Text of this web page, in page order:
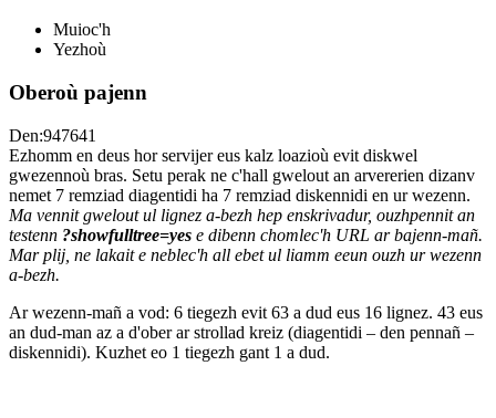
Muioc'h
Yezhoù
Oberoù pajenn
Den:947641
Ezhomm en deus hor servijer eus kalz loazioù evit diskwel
gwezennoù bras. Setu perak ne c'hall gwelout an arvererien dizanv
nemet 7 remziad diagentidi ha 7 remziad diskennidi en ur wezenn.
Ma vennit gwelout ul lignez a-bezh hep enskrivadur, ouzhpennit an
testenn ?showfulltree=yes e dibenn chomlec'h URL ar bajenn-mañ.
Mar plij, ne lakait e neblec'h all ebet ul liamm eeun ouzh ur wezenn
a-bezh.
Ar wezenn-mañ a vod: 6 tiegezh evit 63 a dud eus 16 lignez. 43 eus
an dud-man az a d'ober ar strollad kreiz (diagentidi – den pennañ –
diskennidi). Kuzhet eo 1 tiegezh gant 1 a dud.